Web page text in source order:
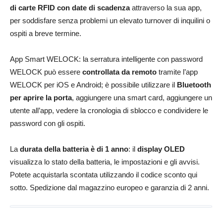
di carte RFID con date di scadenzaattraverso la sua app,
per soddisfare senza problemi un elevato turnover di inquilini o
ospiti a breve termine.
App Smart WELOCK: la serratura intelligente con password
WELOCK può essere controllata da remoto tramite l’app
WELOCK per iOS e Android; è possibile utilizzare il Bluetooth
per aprire la porta, aggiungere una smart card, aggiungere un
utente all’app, vedere la cronologia di sblocco e condividere le
password con gli ospiti.
Ladurata della batteria è di 1 anno: il display OLED
visualizza lo stato della batteria, le impostazioni e gli avvisi.
Potete acquistarla scontata utilizzando il codice sconto qui
sotto. Spedizione dal magazzino europeo e garanzia di 2 anni.